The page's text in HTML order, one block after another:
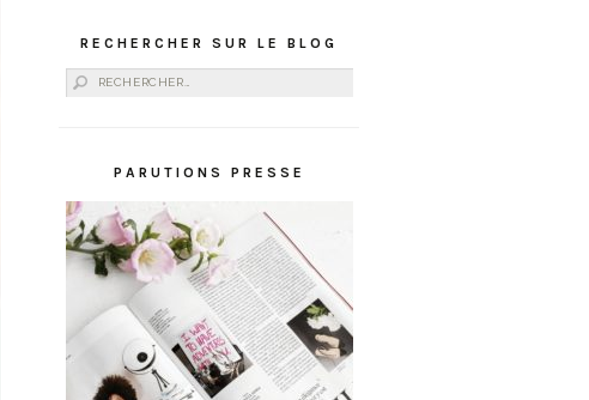
RECHERCHER SUR LE BLOG
Rechercher :
PARUTIONS PRESSE